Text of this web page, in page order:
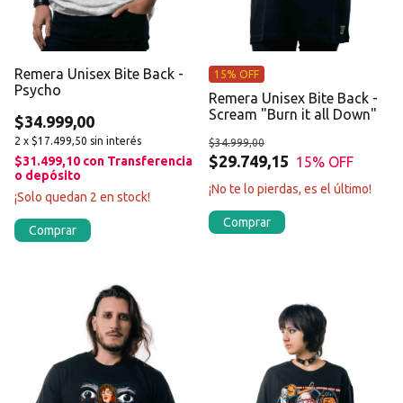
Remera Unisex Bite Back -
Psycho
$34.999,00
2 x $17.499,50 sin interés
$31.499,10 con Transferencia
o depósito
¡Solo quedan 2 en stock!
Comprar
Remera Unisex Bite Back -
Scream "Burn it all Down"
$29.749,15
$34.999,00
15% OFF
15% OFF
¡No te lo pierdas, es el último!
Comprar